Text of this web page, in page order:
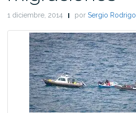
1 diciembre, 2014 por Sergio Rodrigo